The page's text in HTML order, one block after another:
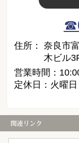
住所：
奈良市
木ビル
営業時間：
定休日：火曜日